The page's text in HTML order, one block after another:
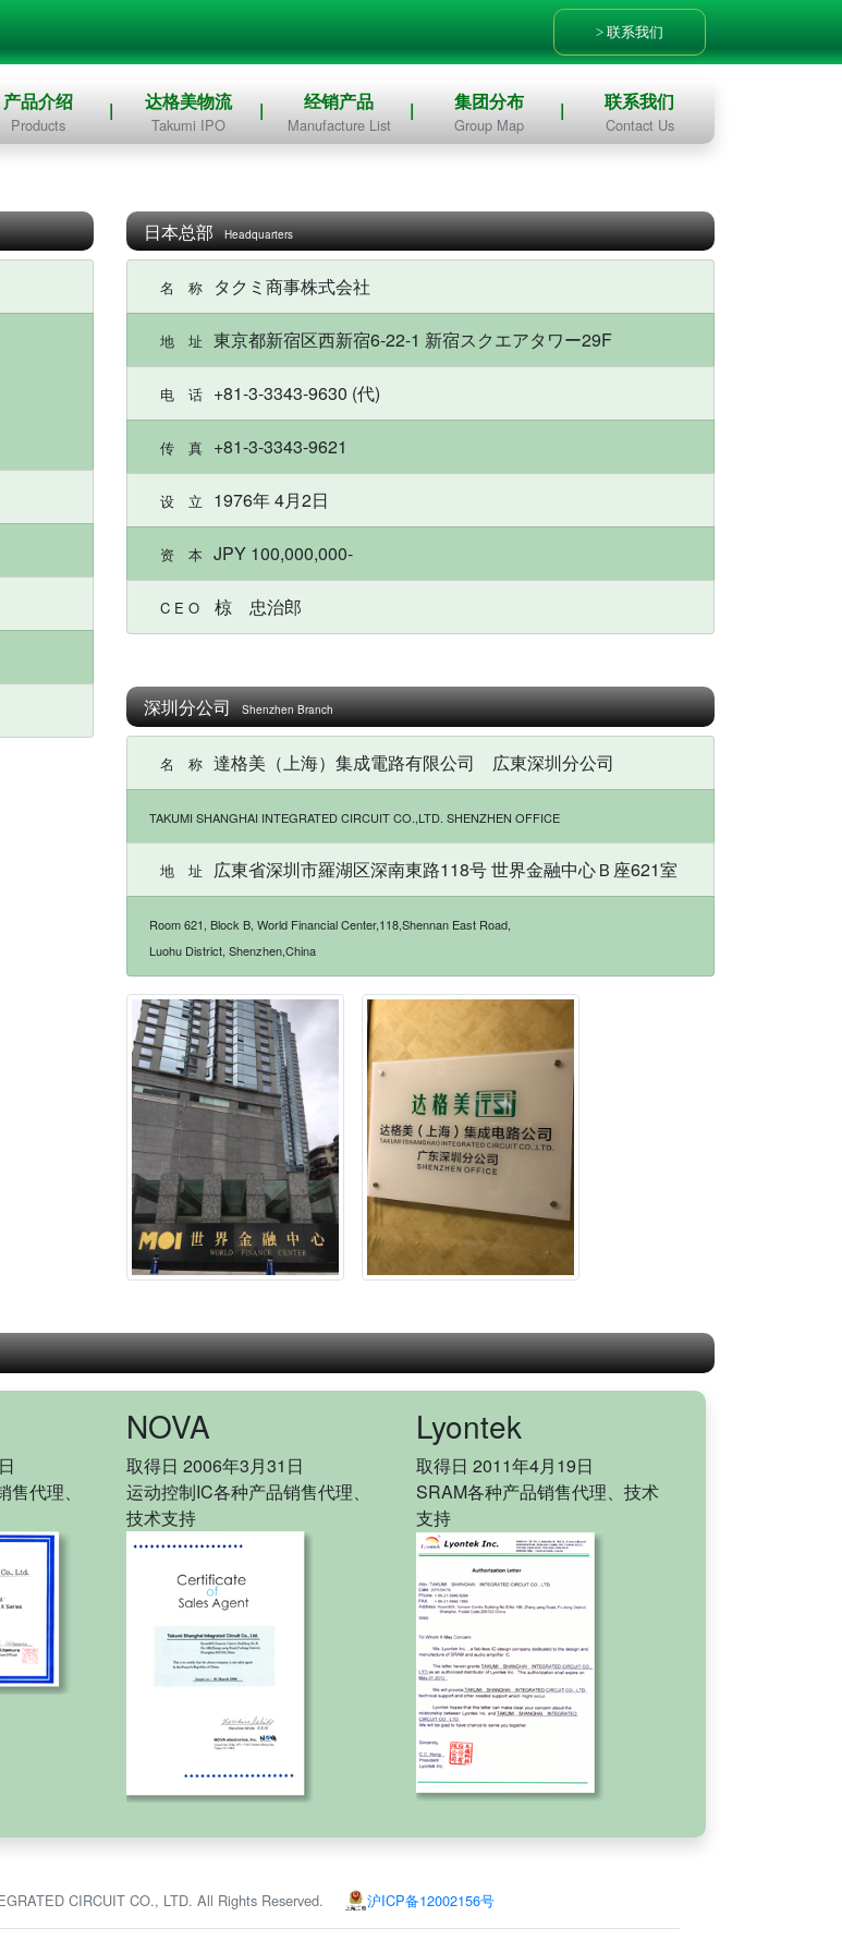
联系我们
产品介绍
Products
达格美物流
Takumi IPO
经销产品
Manufacture List
集团分布
Group Map
联系我们
Contact Us
日本总部 Headquarters
名 称 タクミ商事株式会社
地 址 東京都新宿区西新宿6-22-1 新宿スクエアタワー29F
电 话 +81-3-3343-9630 (代)
传 真 +81-3-3343-9621
设 立 1976年 4月2日
资 本 JPY 100,000,000-
C E O 椋 忠治郎
深圳分公司 Shenzhen Branch
名 称 達格美（上海）集成電路有限公司 広東深圳分公司
TAKUMI SHANGHAI INTEGRATED CIRCUIT CO.,LTD. SHENZHEN OFFICE
地 址 広東省深圳市羅湖区深南東路118号 世界金融中心Ｂ座621室
Room 621, Block B, World Financial Center,118,Shennan East Road,
Luohu District, Shenzhen,China
代理、
NOVA
取得日 2006年3月31日
运动控制IC各种产品销售代理、
技术支持
Lyontek
取得日 2011年4月19日
SRAM各种产品销售代理、技术
支持
CIRCUIT CO., LTD. All Rights Reserved. 沪ICP备12002156号